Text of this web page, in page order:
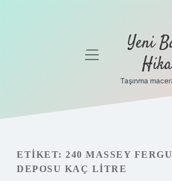
Gizlilik
Yasal Uyarı
menüyü
Yeni
Taşınma
ETIKET: 240 MASSEY
DEPOSU KAÇ LITRE